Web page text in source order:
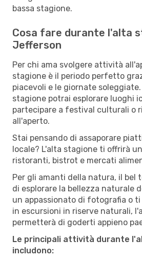
bassa stagione.
Cosa fare durante l'alta
Jefferson
Per chi ama svolgere attività
stagione è il periodo perfetto
piacevoli e le giornate
stagione potrai esplorare luoghi
partecipare a festival culturali o
all'aperto.
Stai pensando di assaporare
locale? L'alta stagione ti offrirà
ristoranti, bistrot e mercati
Per gli amanti della natura, il bel
di esplorare la bellezza naturale
un appassionato di fotografia o
in escursioni in riserve naturali,
permetterà di goderti appieno
Le principali attività durante
includono: